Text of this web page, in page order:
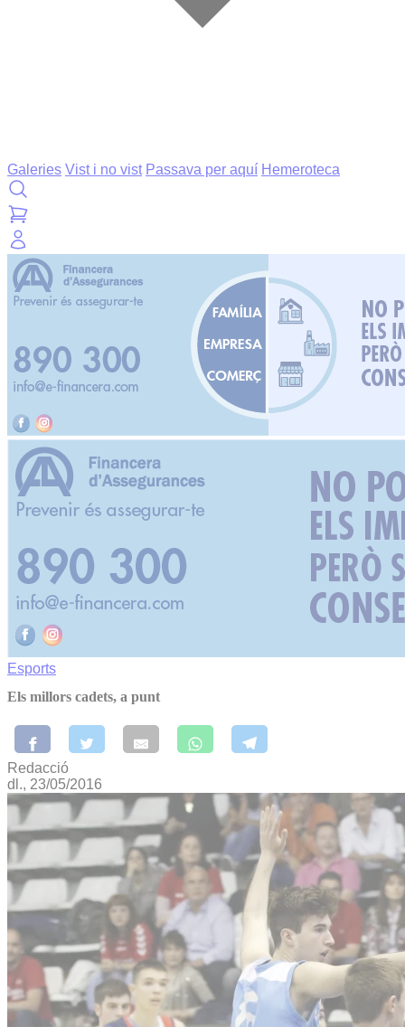
Galeries Vist i no vist Passava per aquí Hemeroteca
Esports
Els millors cadets, a punt
Redacció
dl., 23/05/2016